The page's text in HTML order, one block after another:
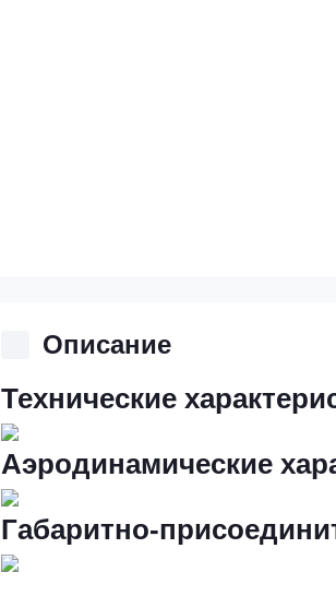
Описание
Технические
Аэродинамические
Габаритно-